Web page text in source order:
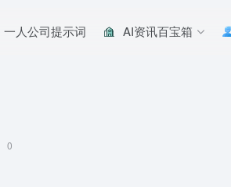
一人公司提示词 AI资讯百宝箱
0